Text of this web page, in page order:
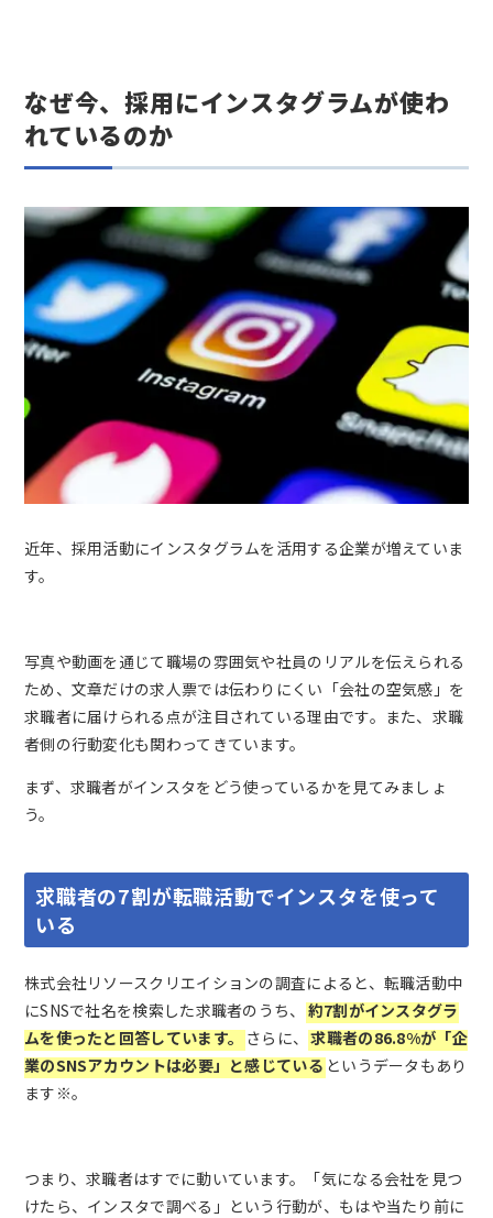
なぜ今、採用にインスタグラムが使わ
れているのか
近年、採用活動にインスタグラムを活用する企業が増えていま
す。
写真や動画を通じて職場の雰囲気や社員のリアルを伝えられる
ため、文章だけの求人票では伝わりにくい「会社の空気感」を
求職者に届けられる点が注目されている理由です。また、求職
者側の行動変化も関わってきています。
まず、求職者がインスタをどう使っているかを見てみましょ
う。
求職者の7割が転職活動でインスタを使って
いる
株式会社リソースクリエイションの調査によると、転職活動中
にSNSで社名を検索した求職者のうち、 約7割がインスタグラ
ムを使ったと回答しています。さらに、求職者の86.8%が「企
業のSNSアカウントは必要」と感じているというデータもあり
ます※。
つまり、求職者はすでに動いています。「気になる会社を見つ
けたら、インスタで調べる」という行動が、もはや当たり前に